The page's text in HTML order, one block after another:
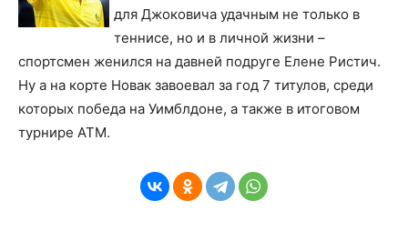
для Джоковича удачным не только в
теннисе, но и в личной жизни –
спортсмен женился на давней подруге Елене Ристич.
Ну а на корте Новак завоевал за год 7 титулов, среди
которых победа на Уимблдоне, а также в итоговом
турнире АТМ.